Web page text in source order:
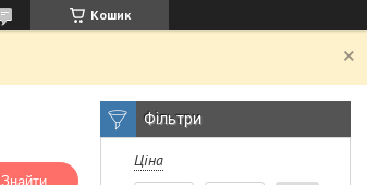
Кошик
Знайти
Фільтри
Ціна